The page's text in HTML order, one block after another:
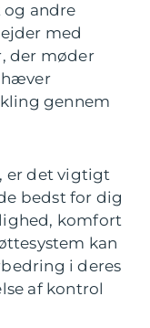
og andre
med
der møder
gennem
er det vigtigt
bedst for dig
komfort
kan
i deres
af kontrol